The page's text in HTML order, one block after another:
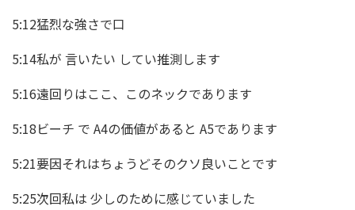
5:12猛烈な強さで口
5:14私が 言いたい してい推測します
5:16遠回りはここ、このネックであります
5:18ビーチ で A4の価値があると A5であります
5:21要因それはちょうどそのクソ良いことです
5:25次回私は 少しのために感じていました